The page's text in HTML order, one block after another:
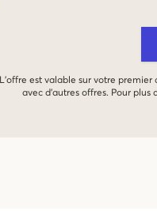
L'offre est valable sur votre
avec d'autres offres. Pour plus